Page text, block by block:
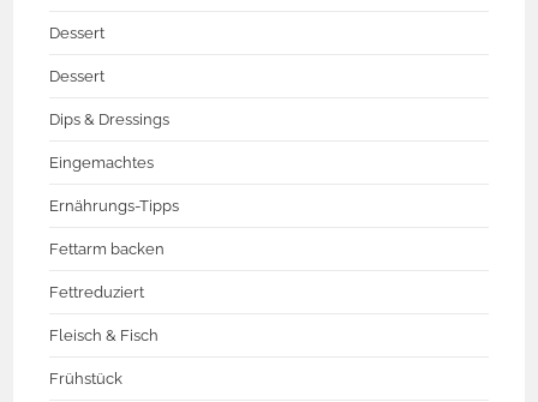
Dessert
Dessert
Dips & Dressings
Eingemachtes
Ernährungs-Tipps
Fettarm backen
Fettreduziert
Fleisch & Fisch
Frühstück